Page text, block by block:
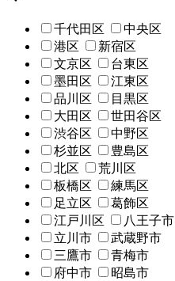
千代田区
中央区
港区
新宿区
文京区
台東区
墨田区
江東区
品川区
目黒区
大田区
世田谷区
渋谷区
中野区
杉並区
豊島区
北区
荒川区
板橋区
練馬区
足立区
葛飾区
江戸川区
八王子市
立川市
武蔵野市
三鷹市
青梅市
府中市
昭島市